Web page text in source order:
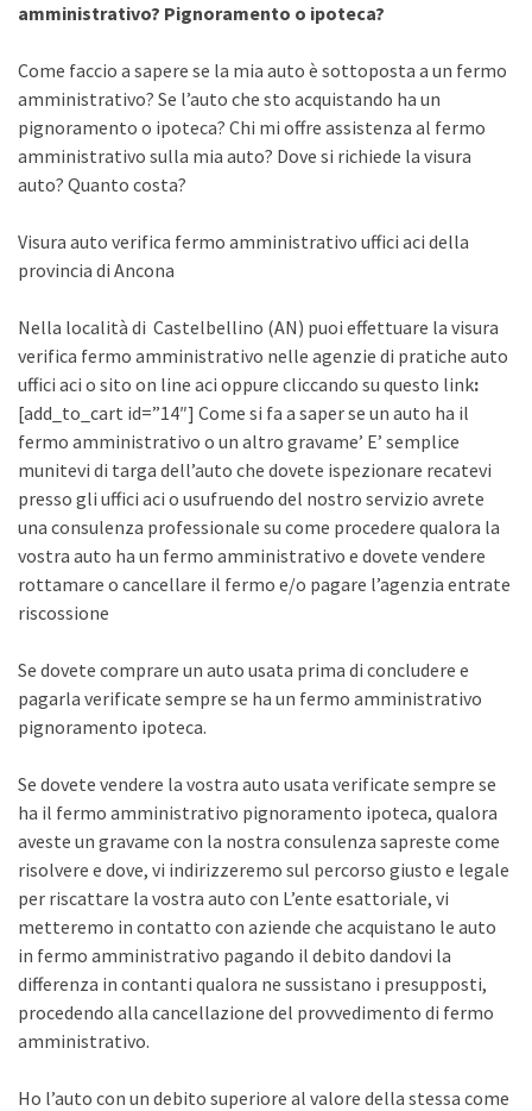
amministrativo? Pignoramento o ipoteca?
Come faccio a sapere se la mia auto è sottoposta a un fermo
amministrativo? Se l’auto che sto acquistando ha un
pignoramento o ipoteca? Chi mi offre assistenza al fermo
amministrativo sulla mia auto? Dove si richiede la visura
auto? Quanto costa?
Visura auto verifica fermo amministrativo uffici aci della
provincia di Ancona
Nella località di Castelbellino (AN) puoi effettuare la visura
verifica fermo amministrativo nelle agenzie di pratiche auto
uffici aci o sito on line aci oppure cliccando su questo link:
[add_to_cart id=”14″] Come si fa a saper se un auto ha il
fermo amministrativo o un altro gravame’ E’ semplice
munitevi di targa dell’auto che dovete ispezionare recatevi
presso gli uffici aci o usufruendo del nostro servizio avrete
una consulenza professionale su come procedere qualora la
vostra auto ha un fermo amministrativo e dovete vendere
rottamare o cancellare il fermo e/o pagare l’agenzia entrate
riscossione
Se dovete comprare un auto usata prima di concludere e
pagarla verificate sempre se ha un fermo amministrativo
pignoramento ipoteca.
Se dovete vendere la vostra auto usata verificate sempre se
ha il fermo amministrativo pignoramento ipoteca, qualora
aveste un gravame con la nostra consulenza sapreste come
risolvere e dove, vi indirizzeremo sul percorso giusto e legale
per riscattare la vostra auto con L’ente esattoriale, vi
metteremo in contatto con aziende che acquistano le auto
in fermo amministrativo pagando il debito dandovi la
differenza in contanti qualora ne sussistano i presupposti,
procedendo alla cancellazione del provvedimento di fermo
amministrativo.
Ho l’auto con un debito superiore al valore della stessa come